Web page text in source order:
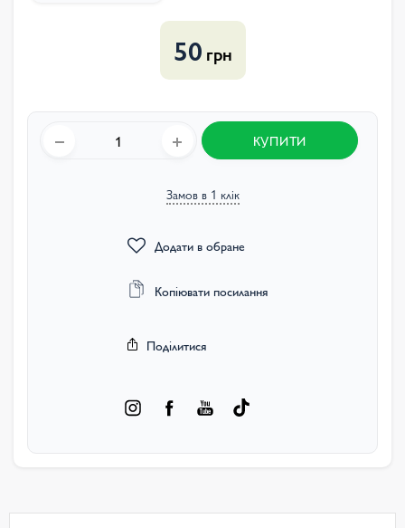
50 грн
КУПИТИ
Замов в 1 клік
Додати в обране
Копіювати посилання
Поділитися